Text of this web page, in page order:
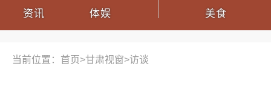
资讯
体娱
美食
当前位置：首页>甘肃视窗>访谈